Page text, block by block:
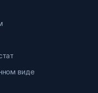
виде